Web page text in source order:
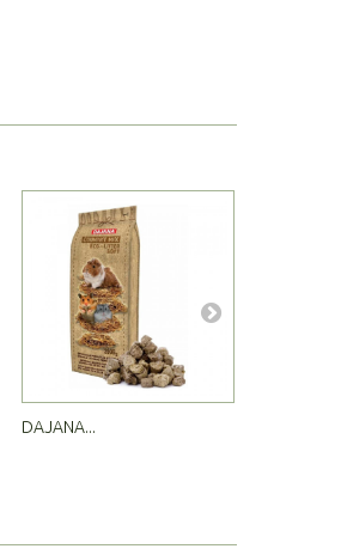
DAJANA...